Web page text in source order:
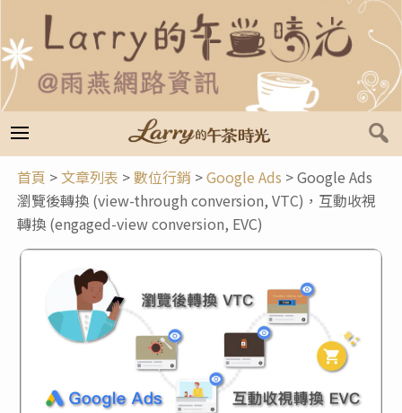
至
主
要
內
容
首頁 >文章列表 >數位行銷 >Google Ads >Google Ads
瀏覽後轉換 (view-through conversion, VTC)，互動收視
轉換 (engaged-view conversion, EVC)